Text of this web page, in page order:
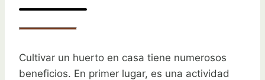
Cultivar un huerto en casa tiene numerosos
beneficios. En primer lugar, es una actividad